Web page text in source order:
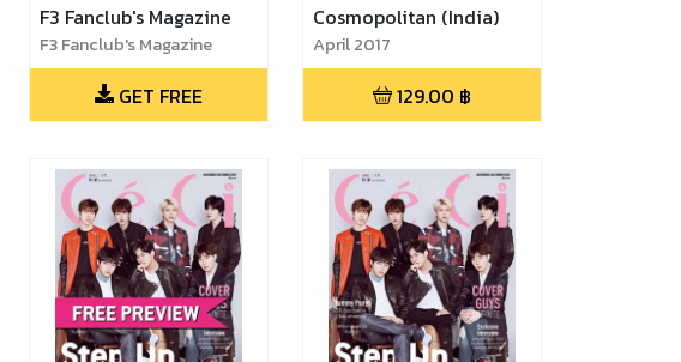
F3 Fanclub's Magazine
F3 Fanclub's Magazine
Vol.92
GET FREE
Cosmopolitan (India)
April 2017
129.00 ฿